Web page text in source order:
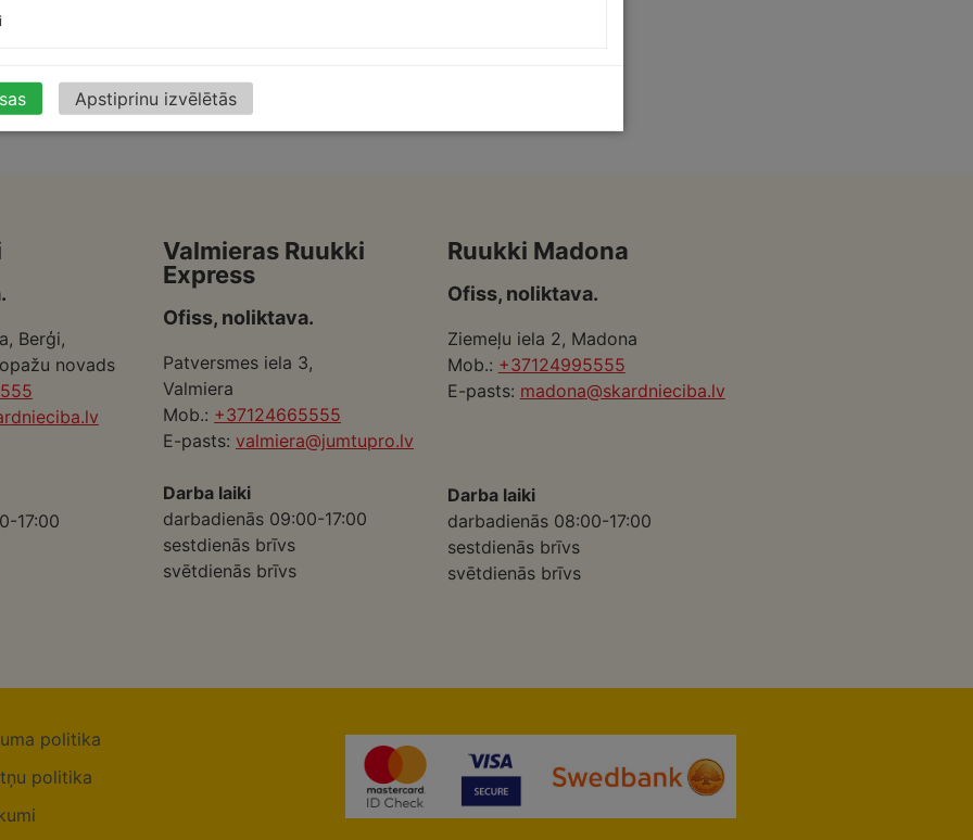
Berģi,
novads
17:00
Valmieras Ruukki
Express
Ofiss, noliktava.
Patversmes iela 3,
Valmiera
Mob.: +37124665555
E-pasts: valmiera@jumtupro.lv
Darba laiki
darbadienās 09:00-17:00
sestdienās brīvs
svētdienās brīvs
Ruukki Madona
Ofiss, noliktava.
Ziemeļu iela 2, Madona
Mob.: +37124995555
E-pasts: madona@skardnieciba.lv
Darba laiki
darbadienās 08:00-17:00
sestdienās brīvs
svētdienās brīvs
politika
politika
Apstiprinu izvēlētās